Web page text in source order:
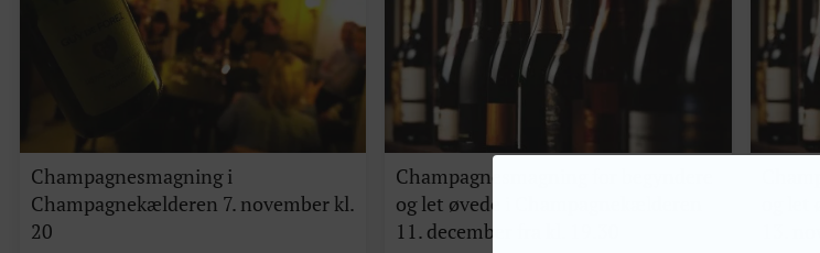
Champagnesmagning i
Champagnekælderen 7. november kl.
20
Champagnesmagning for begyndere
og let øvede i Champagnekælderen
11. december fra kl. 19.30
og